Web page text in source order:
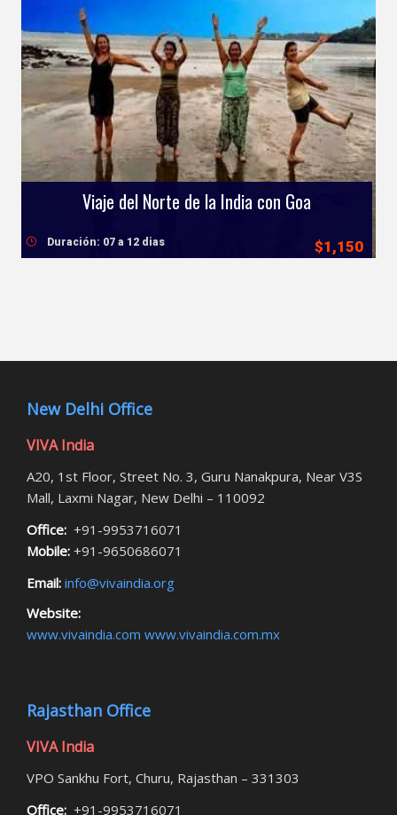
Viaje del Norte de la India con Goa
$1,150
Duración: 07 a 12 dias
New Delhi Office
VIVA India
A20, 1st Floor, Street No. 3, Guru Nanakpura, Near V3S
Mall, Laxmi Nagar, New Delhi – 110092
Office: +91-9953716071
Mobile: +91-9650686071
Email: info@vivaindia.org
Website:
www.vivaindia.com www.vivaindia.com.mx
Rajasthan Office
VIVA India
VPO Sankhu Fort, Churu, Rajasthan – 331303
Office: +91-9953716071